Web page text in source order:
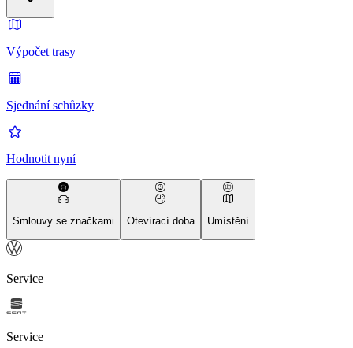
Výpočet trasy
Sjednání schůzky
Hodnotit nyní
Smlouvy se značkami Otevírací doba Umístění
Service
Service